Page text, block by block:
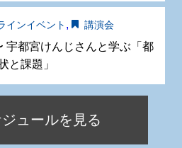
インイベント , 講演会
宇都宮けんじさんと学ぶ「都
と課題」
ュールを見る